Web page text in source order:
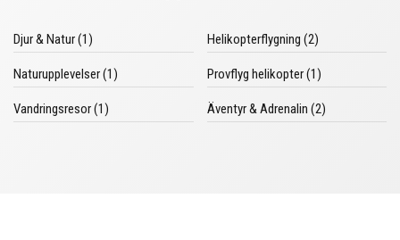
Djur & Natur (1) Helikopterflygning (2)
Naturupplevelser (1) Provflyg helikopter (1)
Vandringsresor (1) Äventyr & Adrenalin (2)